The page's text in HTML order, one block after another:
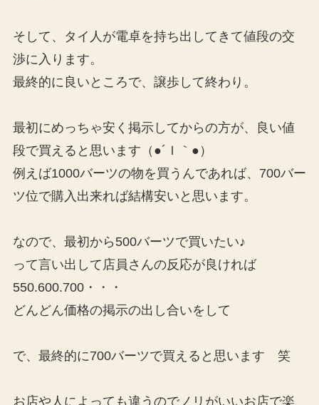
そして、タイ人が電卓を持ち出してきて値段の交
渉に入ります。
最終的に良いところで、譲歩して終わり。
最初にめっちゃ安く掲示してからの方が、良い値
段で買えると思います（●´Ｉ｀●）
例えば1000バーツの物を買うんであれば、700バー
ツ位で購入出来れば結構安いと思います。
なので、最初から500バーツで買いたい♪
って言い出して店員さんの反応が良ければ
550.600.700・・・
どんどん価格の掲示の出し合いをして
で、最終的に700バーツで買えると思います 笑
お店や人によっても違うのでノリがいいお店で楽